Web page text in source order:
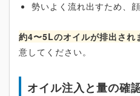
勢いよく流れ出すため、
約4〜5Lのオイルが排出され
意してください。
オイル注入と量の確